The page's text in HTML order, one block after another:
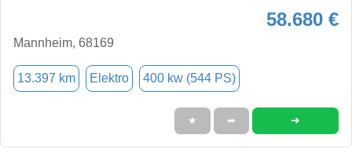
58.680 €
Mannheim, 68169
13.397 km Elektro 400 kw (544 PS)
★ ➦ ➜